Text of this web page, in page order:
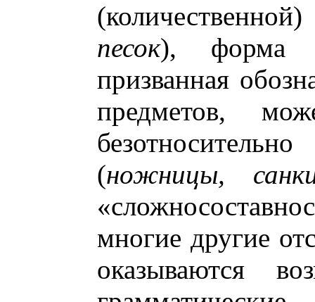
песок), форма
призванная
предметов,
(ножницы,
многие другие
оказываются